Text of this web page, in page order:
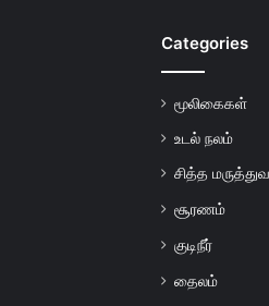
Categories
மூலிகைகள்
உடல் நலம்
சித்த
சூரணம்
குடிநீர்
தைலம்